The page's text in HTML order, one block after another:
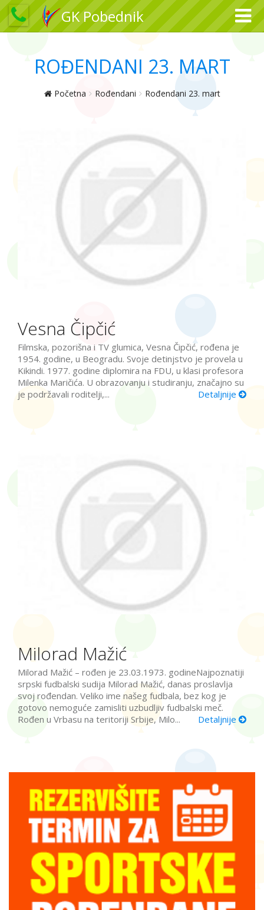
GK Pobednik
ROĐENDANI 23. MART
Početna Rođendani Rođendani 23. mart
Vesna Čipčić
Filmska, pozorišna i TV glumica, Vesna Čipčić, rođena je
1954. godine, u Beogradu. Svoje detinjstvo je provela u
Kikindi. 1977. godine diplomira na FDU, u klasi profesora
Milenka Maričića. U obrazovanju i studiranju, značajno su
je podržavali roditelji,...
Detaljnije
Milorad Mažić
Milorad Mažić – rođen je 23.03.1973. godineNajpoznatiji
srpski fudbalski sudija Milorad Mažić, danas proslavlja
svoj rođendan. Veliko ime našeg fudbala, bez kog je
gotovo nemoguće zamisliti uzbudljiv fudbalski meč.
Rođen u Vrbasu na teritoriji Srbije, Milo...
Detaljnije